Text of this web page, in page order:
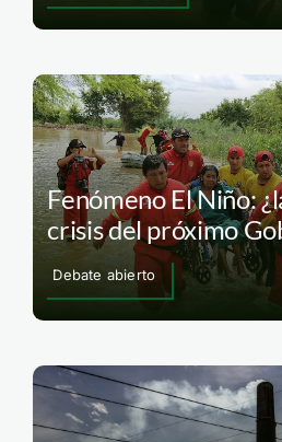
Fenómeno El Niño:
crisis del próximo
Debate abierto